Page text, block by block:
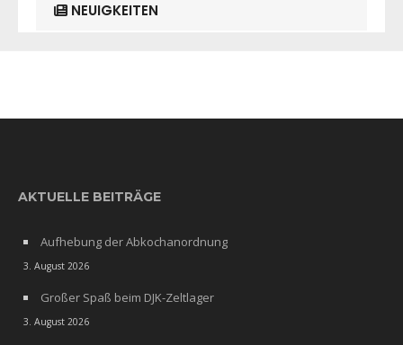
NEUIGKEITEN
AKTUELLE BEITRÄGE
Aufhebung der Abkochanordnung
3. August 2026
Großer Spaß beim DJK-Zeltlager
3. August 2026